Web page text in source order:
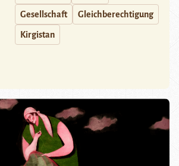
Gesellschaft Gleichberechtigung
Kirgistan